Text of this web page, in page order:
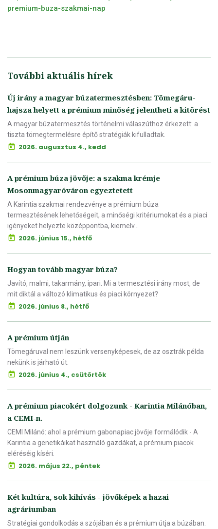
premium-buza-szakmai-nap
További aktuális hírek
Új irány a magyar búzatermesztésben: Tömegáru-
hajsza helyett a prémium minőség jelentheti a kitörést
A magyar búzatermesztés történelmi válaszúthoz érkezett: a
tiszta tömegtermelésre építő stratégiák kifulladtak.
2026. augusztus 4., kedd
A prémium búza jövője: a szakma krémje
Mosonmagyaróváron egyeztetett
A Karintia szakmai rendezvénye a prémium búza
termesztésének lehetőségeit, a minőségi kritériumokat és a piaci
igényeket helyezte középpontba, kiemelv...
2026. június 15., hétfő
Hogyan tovább magyar búza?
Javító, malmi, takarmány, ipari. Mi a termesztési irány most, de
mit diktál a változó klimatikus és piaci környezet?
2026. június 8., hétfő
A prémium útján
Tömegáruval nem leszünk versenyképesek, de az osztrák példa
nekünk is járható út.
2026. június 4., csütörtök
A prémium piacokért dolgozunk - Karintia Milánóban,
a CEMI-n.
CEMI Milánó: ahol a prémium gabonapiac jövője formálódik - A
Karintia a genetikáikat használó gazdákat, a prémium piacok
eléréséig kíséri.
2026. május 22., péntek
Két kultúra, sok kihívás - jövőképek a hazai
agráriumban
Stratégiai gondolkodás a szójában és a prémium útja a búzában.